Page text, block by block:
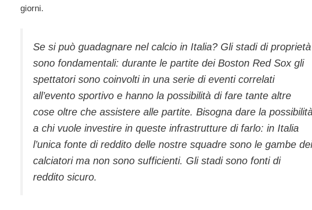
giorni.
Se si può guadagnare nel calcio in Italia? Gli stadi di proprietà
sono fondamentali: durante le partite dei Boston Red Sox gli
spettatori sono coinvolti in una serie di eventi correlati
all’evento sportivo e hanno la possibilità di fare tante altre
cose oltre che assistere alle partite. Bisogna dare la
a chi vuole investire in queste infrastrutture di farlo: in Italia
l’unica fonte di reddito delle nostre squadre sono le gambe dei
calciatori ma non sono sufficienti. Gli stadi sono fonti di
reddito sicuro.